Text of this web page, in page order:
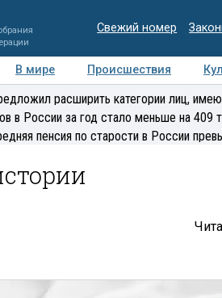
Свежий номер
В мире Происшествия
Медиацентр Интервью
расширить категории лиц,
в России за год стало меньше на 409
пенсия по старости в России